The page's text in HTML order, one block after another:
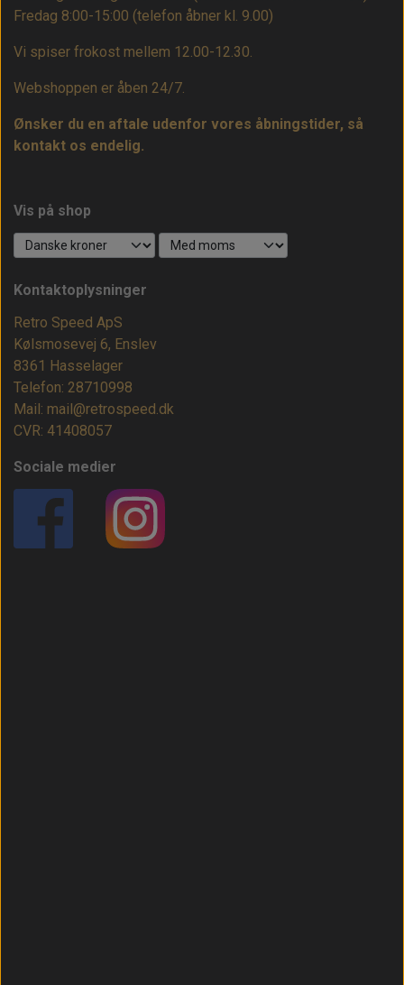
Fredag 8:00-15:00 (telefon åbner kl. 9.00)
Vi spiser frokost mellem 12.00-12.30.
Webshoppen er åben 24/7.
Ønsker du en aftale udenfor vores åbningstider, så
kontakt os endelig.
Vis på shop
Kontaktoplysninger
Retro Speed ApS
Kølsmosevej 6, Enslev
8361 Hasselager
Telefon: 28710998
Mail: mail@retrospeed.dk
CVR: 41408057
Sociale medier